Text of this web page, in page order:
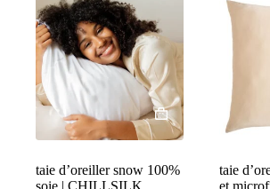
taie d’oreiller snow 100%
soie | CHILLSILK
taie
et